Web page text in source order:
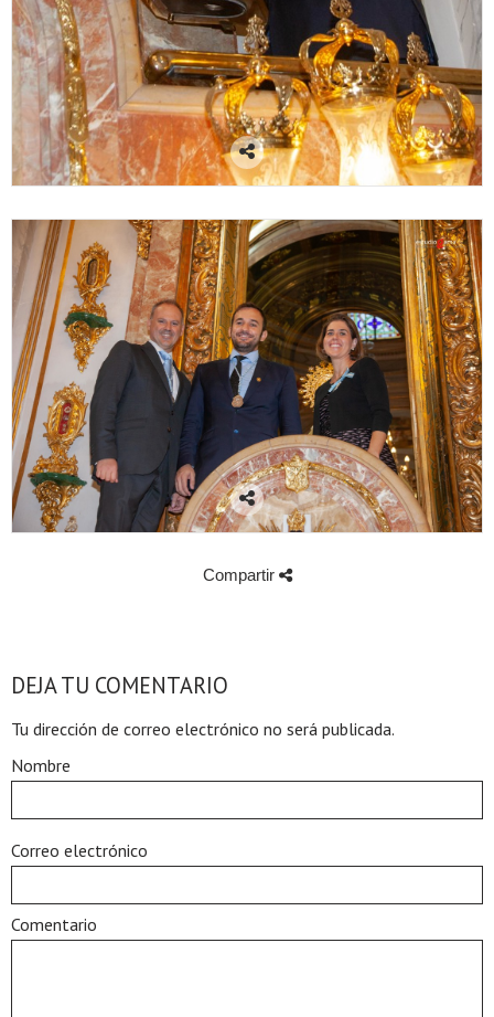
Compartir
DEJA TU COMENTARIO
Tu dirección de correo electrónico no será publicada.
Nombre
Correo electrónico
Comentario